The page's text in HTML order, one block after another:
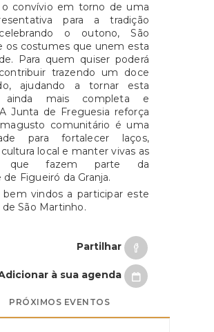
convívio em torno de uma
para a tradição
o outono, São
os costumes que unem esta
Para quem quiser poderá
trazendo um doce
ajudando a tornar esta
ainda mais completa e
Junta de Freguesia reforça
comunitário é uma
para fortalecer laços,
local e manter vivas as
que fazem parte da
Figueiró da Granja.
bem vindos a participar este
São Martinho.
Partilhar
à sua agenda
PRÓXIMOS EVENTOS